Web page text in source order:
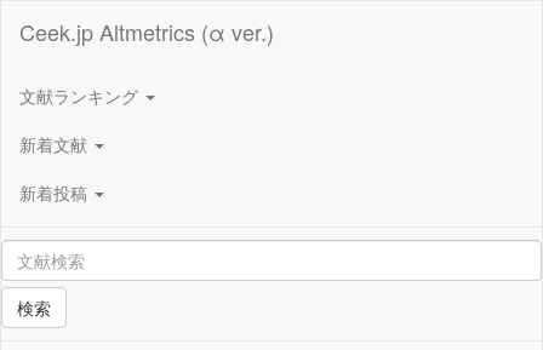
Ceek.jp Altmetrics (α ver.)
文献ランキング
新着文献
新着投稿
検索